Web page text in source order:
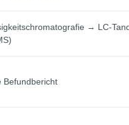
→ LC-
Befundbericht